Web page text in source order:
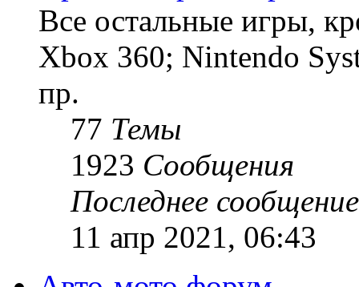
Все остальные игры,
Xbox 360; Nintendo
пр.
77 Темы
1923 Сообщения
Последнее сообщение
11 апр 2021, 06:43